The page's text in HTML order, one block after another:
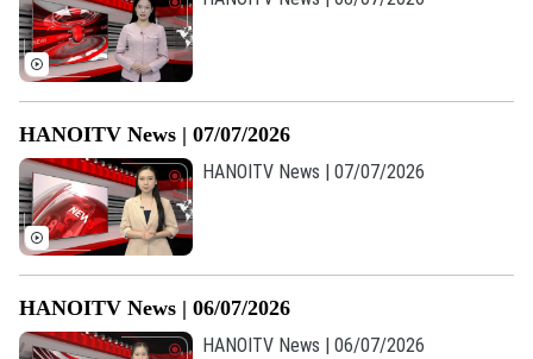
HANOITV News | 07/07/2026
HANOITV News | 07/07/2026
HANOITV News | 06/07/2026
HANOITV News | 06/07/2026